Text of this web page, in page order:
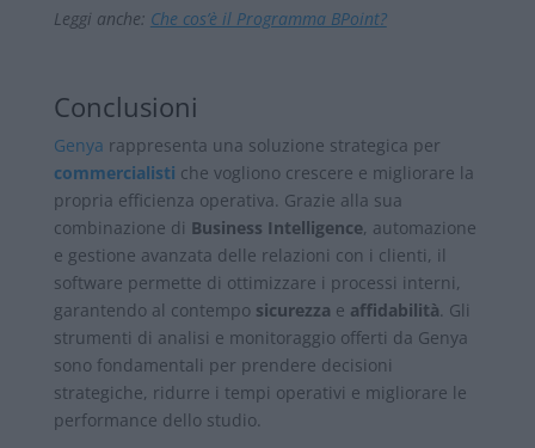
Leggi anche: Che cos’è il Programma BPoint?
Conclusioni
Genya rappresenta una soluzione strategica per
commercialisti che vogliono crescere e migliorare la
propria efficienza operativa. Grazie alla sua
combinazione di Business Intelligence, automazione
e gestione avanzata delle relazioni con i clienti, il
software permette di ottimizzare i processi interni,
garantendo al contempo sicurezza e affidabilità . Gli
strumenti di analisi e monitoraggio offerti da Genya
sono fondamentali per prendere decisioni
strategiche, ridurre i tempi operativi e migliorare le
performance dello studio.